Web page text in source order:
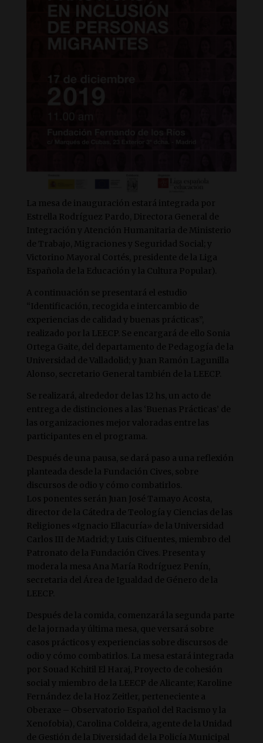
La mesa de inauguración estará integrada por
Estrella Rodríguez Pardo, Directora General de
Integración y Atención Humanitaria de Ministerio
de Trabajo, Migraciones y Seguridad Social; y
Victorino Mayoral Cortés, presidente de la Liga
Española de la Educación y la Cultura Popular).
A continuación se presentará el estudio
“Identificación, recogida e intercambio de
experiencias de calidad y buenas prácticas”,
realizado por la LEECP. Se encargará de ello Sonia
Ortega Gaite, del departamento de Pedagogía de la
Universidad de Valladolid; y Juan Ramón Lagunilla
Alonso, secretario General también de la LEECP.
Se realizará, alrededor de las 12 hs, un acto de
entrega de distinciones a las ‘Buenas Prácticas’ de
las organizaciones mejor valoradas entre las
participantes en el programa.
Después de una pausa, se dará paso a una reflexión
planteada desde la Fundación Cives, sobre
discursos de odio y cómo combatirlos.
Los ponentes serán Juan José Tamayo Acosta,
director de la Cátedra de Teología y Ciencias de las
Religiones «Ignacio Ellacuría» de la Universidad
Carlos III de Madrid; y Luis Cifuentes, miembro del
Patronato de la Fundación Cives. Presenta y
modera la mesa Ana María Rodríguez Penín,
secretaria del Área de Igualdad de Género de la
LEECP.
Después de la comida, comenzará la segunda parte
de la jornada y última mesa, que versará sobre
casos prácticos y experiencias sobre discursos de
odio y cómo combatirlos. La mesa estará integrada
por Souad Kchitil El Haraj, Proyecto de cohesión
social y miembro de la LEECP de Alicante; Karoline
Fernández de la Hoz Zeitler, perteneciente a
Oberaxe – Observatorio Español del Racismo y la
Xenofobia), Carolina Coldeira, agente de la Unidad
de Gestión de la Diversidad de la Policía Municipal